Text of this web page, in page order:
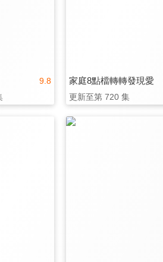
9.8 家庭8點檔轉轉發現愛
更新至第 720 集